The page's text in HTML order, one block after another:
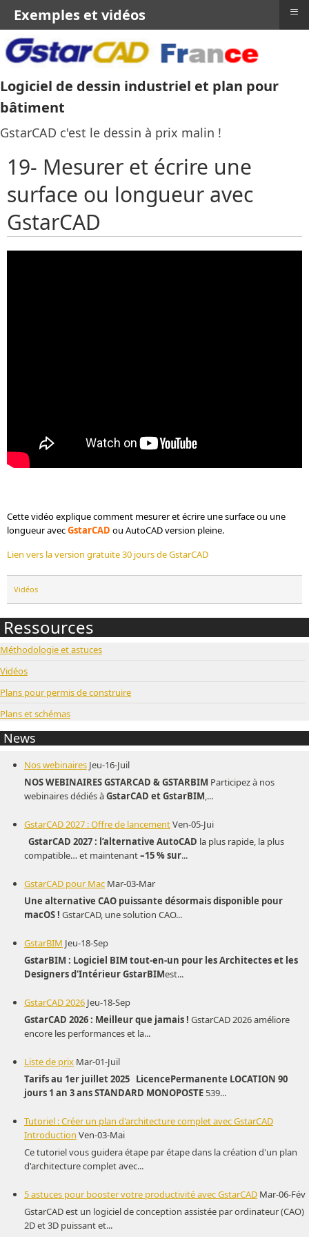
Logiciel de dessin industriel et plan pour
bâtiment
GstarCAD c'est le dessin à prix malin !
19- Mesurer et écrire une
surface ou longueur avec
GstarCAD
Cette vidéo explique comment mesurer et écrire une surface ou une
longueur avecGstarCAD ou AutoCAD version pleine.
Lien vers la version gratuite 30 jours de GstarCAD
Vidéos
Ressources
Méthodologie et astuces
Vidéos
Plans pour permis de construire
Plans et schémas
News
Nos webinaires Jeu-16-Juil
NOS WEBINAIRES GSTARCAD & GSTARBIM Participez à nos
webinaires dédiés àGstarCAD et GstarBIM,...
GstarCAD 2027 : Offre de lancementVen-05-Jui
GstarCAD 2027 : l’alternative AutoCAD la plus rapide, la plus
compatible… et maintenant–15 % sur...
GstarCAD pour Mac Mar-03-Mar
Une alternative CAO puissante désormais disponible pour
macOS ! GstarCAD, une solution CAO...
GstarBIM Jeu-18-Sep
GstarBIM : Logiciel BIM tout-en-un pour les Architectes et les
Designers d'IntérieurGstarBIMest...
GstarCAD 2026 Jeu-18-Sep
GstarCAD 2026 : Meilleur que jamais ! GstarCAD 2026 améliore
encore les performances et la...
Liste de prix Mar-01-Juil
Tarifs au 1er juillet 2025 LicencePermanente LOCATION 90
jours 1 an 3 ansSTANDARD MONOPOSTE 539...
Tutoriel : Créer un plan d'architecture complet avec GstarCAD
Introduction Ven-03-Mai
Ce tutoriel vous guidera étape par étape dans la création d'un plan
d'architecture complet avec...
5 astuces pour booster votre productivité avec GstarCAD Mar-06-Fév
GstarCAD est un logiciel de conception assistée par ordinateur (CAO)
2D et 3D puissant et...
Exemples et vidéos ≡